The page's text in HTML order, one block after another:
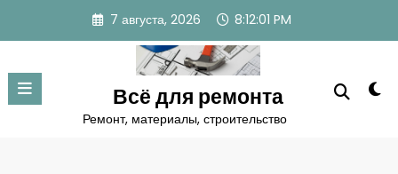
содержимому
7 августа, 2026 8:12:02 PM
Всё для ремонта
Ремонт, материалы, строительство